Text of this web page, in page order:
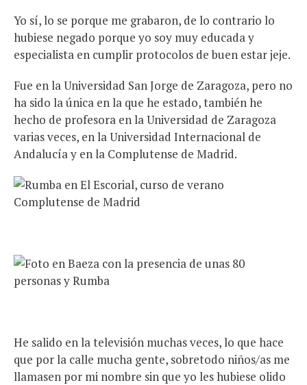
Yo sí, lo se porque me grabaron, de lo contrario lo
hubiese negado porque yo soy muy educada y
especialista en cumplir protocolos de buen estar jeje.
Fue en la Universidad San Jorge de Zaragoza, pero no
ha sido la única en la que he estado, también he
hecho de profesora en la Universidad de Zaragoza
varias veces, en la Universidad Internacional de
Andalucía y en la Complutense de Madrid.
He salido en la televisión muchas veces, lo que hace
que por la calle mucha gente, sobretodo niños/as me
llamasen por mi nombre sin que yo les hubiese olido